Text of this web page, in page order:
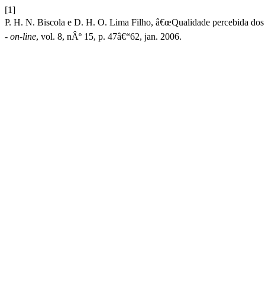
[1]
P. H. N. Biscola e D. H. O. Lima Filho, â€œQualidade percebida
- on-line, vol. 8, nÂº 15, p. 47â€“62, jan. 2006.